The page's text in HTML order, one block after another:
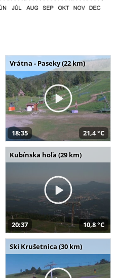
Vrátna - Paseky (22 km)
18:35 21,4 °C
Kubínska hoľa (29 km)
20:37 10,8 °C
Ski Krušetnica (30 km)